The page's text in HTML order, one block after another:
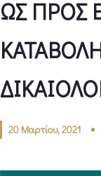
ΩΣ ΠΡΟΣ
20 Μαρτίου, 2021